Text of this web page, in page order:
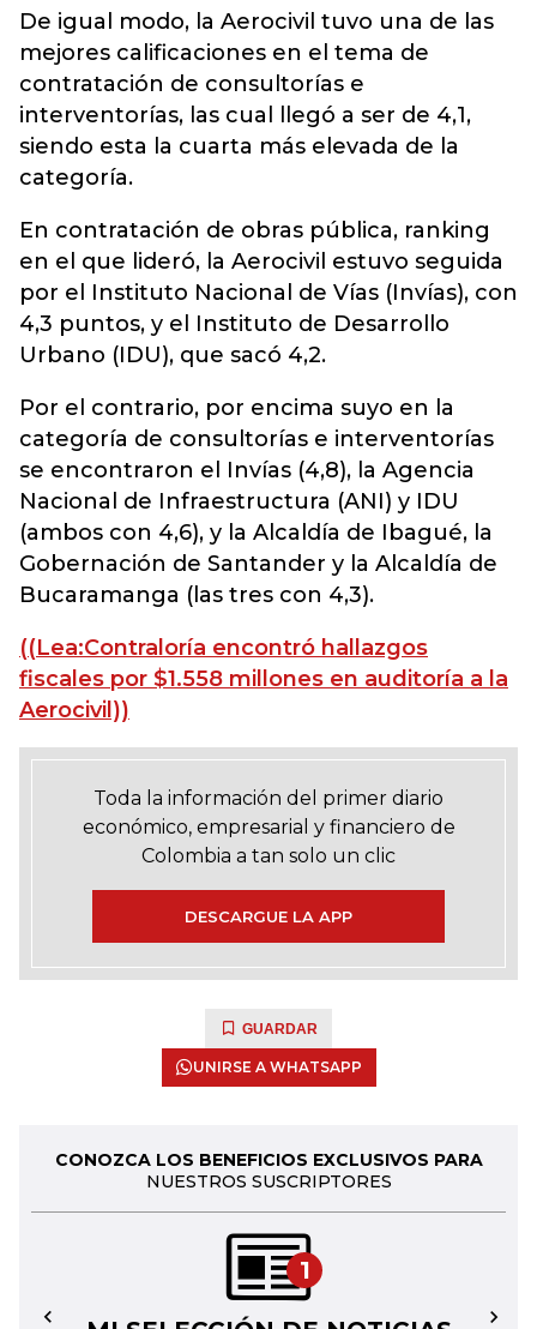
De igual modo, la Aerocivil tuvo una de las
mejores calificaciones en el tema de
contratación de consultorías e
interventorías, las cual llegó a ser de 4,1,
siendo esta la cuarta más elevada de la
categoría.
En contratación de obras pública, ranking
en el que lideró, la Aerocivil estuvo seguida
por el Instituto Nacional de Vías (Invías), con
4,3 puntos, y el Instituto de Desarrollo
Urbano (IDU), que sacó 4,2.
Por el contrario, por encima suyo en la
categoría de consultorías e interventorías
se encontraron el Invías (4,8), la Agencia
Nacional de Infraestructura (ANI) y IDU
(ambos con 4,6), y la Alcaldía de Ibagué, la
Gobernación de Santander y la Alcaldía de
Bucaramanga (las tres con 4,3).
((Lea:Contraloría encontró hallazgos
fiscales por $1.558 millones en auditoría a la
Aerocivil))
Toda la información del primer diario
económico, empresarial y financiero de
Colombia a tan solo un clic
DESCARGUE LA APP
GUARDAR
UNIRSE A WHATSAPP
CONOZCA LOS BENEFICIOS EXCLUSIVOS PARA
NUESTROS SUSCRIPTORES
1